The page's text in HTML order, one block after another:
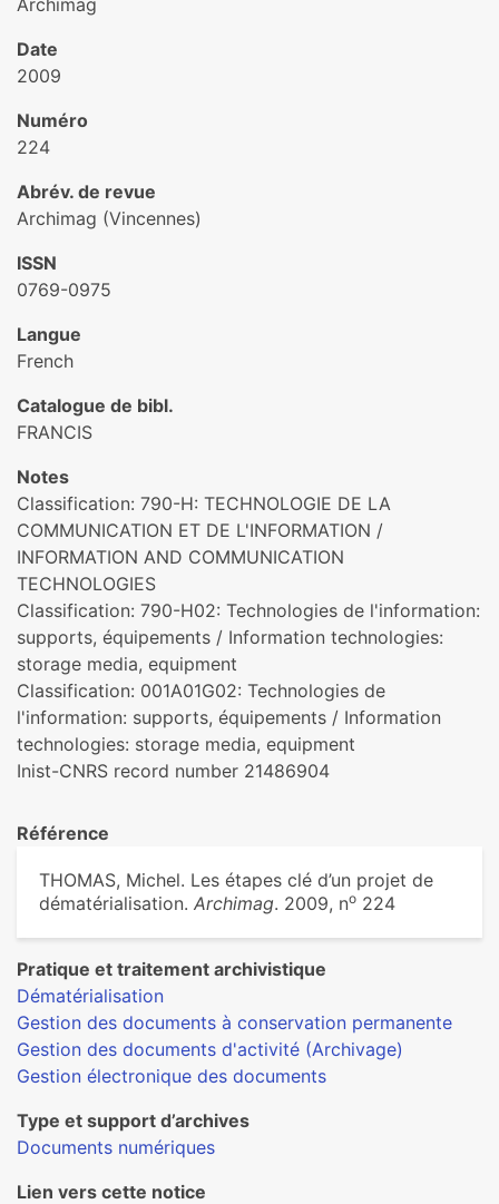
Archimag
Date
2009
Numéro
224
Abrév. de revue
Archimag (Vincennes)
ISSN
0769-0975
Langue
French
Catalogue de bibl.
FRANCIS
Notes
Classification: 790-H: TECHNOLOGIE DE LA
COMMUNICATION ET DE L'INFORMATION /
INFORMATION AND COMMUNICATION
TECHNOLOGIES
Classification: 790-H02: Technologies de l'information:
supports, équipements / Information technologies:
storage media, equipment
Classification: 001A01G02: Technologies de
l'information: supports, équipements / Information
technologies: storage media, equipment
Inist-CNRS record number 21486904
Référence
THOMAS, Michel. Les étapes clé d’un projet de
dématérialisation. Archimag. 2009, no 224
Pratique et traitement archivistique
Dématérialisation
Gestion des documents à conservation permanente
Gestion des documents d'activité (Archivage)
Gestion électronique des documents
Type et support d’archives
Documents numériques
Lien vers cette notice